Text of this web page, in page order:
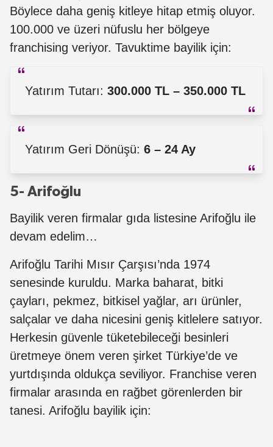
Böylece daha geniş kitleye hitap etmiş oluyor.
100.000 ve üzeri nüfuslu her bölgeye
franchising veriyor. Tavuktime bayilik için:
Yatırım Tutarı: 300.000 TL – 350.000 TL
Yatırım Geri Dönüşü: 6 – 24 Ay
5- Arifoğlu
Bayilik veren firmalar gıda listesine Arifoğlu ile
devam edelim…
Arifoğlu Tarihi Mısır Çarşısı’nda 1974
senesinde kuruldu. Marka baharat, bitki
çayları, pekmez, bitkisel yağlar, arı ürünler,
salçalar ve daha nicesini geniş kitlelere satıyor.
Herkesin güvenle tüketebileceği besinleri
üretmeye önem veren şirket Türkiye’de ve
yurtdışında oldukça seviliyor. Franchise veren
firmalar arasında en rağbet görenlerden bir
tanesi. Arifoğlu bayilik için: